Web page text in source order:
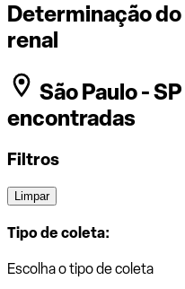
Determinação
renal
São Paulo -
encontradas
Filtros
Limpar
Tipo de coleta:
Escolha o tipo de coleta